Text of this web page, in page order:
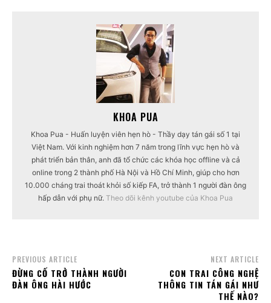
KHOA PUA
Khoa Pua - Huấn luyện viên hẹn hò - Thầy dạy tán gái số 1 tại
Việt Nam. Với kinh nghiệm hơn 7 năm trong lĩnh vực hẹn hò và
phát triển bản thân, anh đã tổ chức các khóa học offline và cả
online trong 2 thành phố Hà Nội và Hồ Chí Minh, giúp cho hơn
10.000 cháng trai thoát khỏi số kiếp FA, trở thành 1 người đàn ông
hấp dẫn với phụ nữ. Theo dõi kênh youtube của Khoa Pua
PREVIOUS ARTICLE
ĐỪNG CỐ TRỞ THÀNH NGƯỜI
ĐÀN ÔNG HÀI HƯỚC
NEXT ARTICLE
CON TRAI CÔNG NGHỆ
THÔNG TIN TÁN GÁI NHƯ
THẾ NÀO?